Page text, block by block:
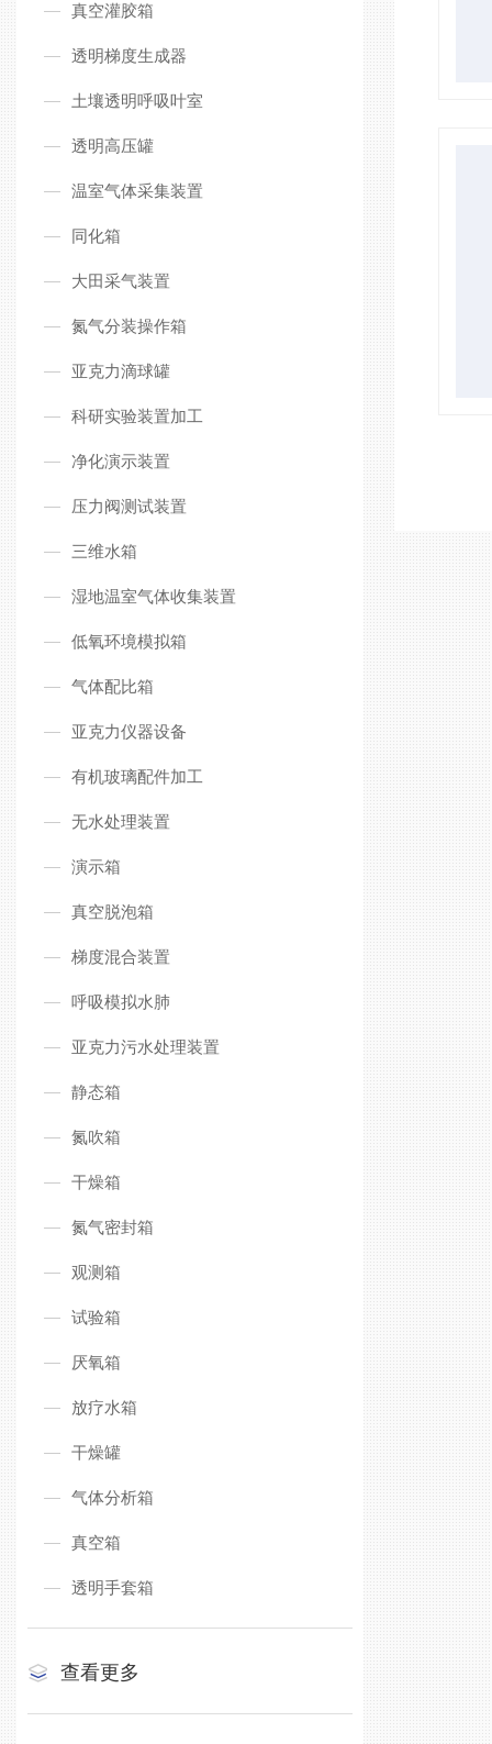
真空灌胶箱
透明梯度生成器
土壤透明呼吸叶室
透明高压罐
温室气体采集装置
同化箱
大田采气装置
氮气分装操作箱
亚克力滴球罐
科研实验装置加工
净化演示装置
压力阀测试装置
三维水箱
湿地温室气体收集装置
低氧环境模拟箱
气体配比箱
亚克力仪器设备
有机玻璃配件加工
无水处理装置
演示箱
真空脱泡箱
梯度混合装置
呼吸模拟水肺
亚克力污水处理装置
静态箱
氮吹箱
干燥箱
氮气密封箱
观测箱
试验箱
厌氧箱
放疗水箱
干燥罐
气体分析箱
真空箱
透明手套箱
查看更多